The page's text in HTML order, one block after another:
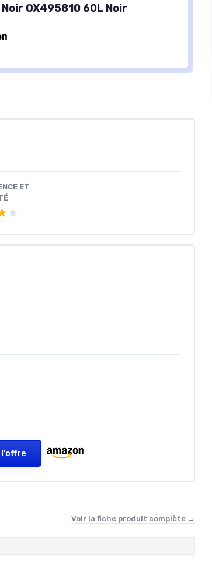
OX495810 60L Noir
ET
l'offre
Voir la fiche produit complète →